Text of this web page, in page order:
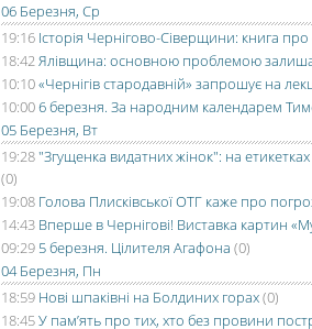
06 Березня, Ср
19:16 Історія Чернігово-Сіверщини: книга
18:42Ялівщина: основною проблемою
10:10«Чернігів стародавній» запрошує на
10:006 березня. За народним календарем
05 Березня, Вт
19:28"Згущенка видатних жінок": на
(0)
19:08 Голова Плисківської ОТГ каже про
14:43 Вперше в Чернігові! Виставка картин
09:29 5 березня. Цілителя Агафона (0)
04 Березня, Пн
18:59 Нові шпаківні на Болдиних горах(0)
18:45У пам’ять про тих, хто без провини